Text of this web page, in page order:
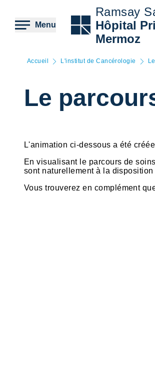
contenu
principal
Menu
Ramsay
Hôpital
Mermoz
Accueil L'institut de Cancérologie
Le
L'animation ci-dessous a été
En visualisant le parcours de
sont naturellement à la
Vous trouverez en complément